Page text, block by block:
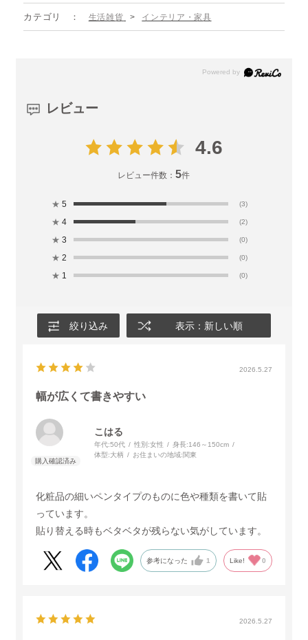
カテゴリ 生活雑貨 > インテリア・家具
レビュー
4.6
レビュー件数：5件
★ 5 (3)
★ 4 (2)
★ 3 (0)
★ 2 (0)
★ 1 (0)
絞り込み 表示：新しい順
2026.5.27
幅が広くて書きやすい
こはる
年代:50代 性別:女性 身長:146～150cm
体型:大柄 お住まいの地域:関東
化粧品の細いペンタイプのものに色や種類を書いて貼
っています。
貼り替える時もベタベタが残らない気がしています。
参考になった 1 Like! 0
2026.5.27